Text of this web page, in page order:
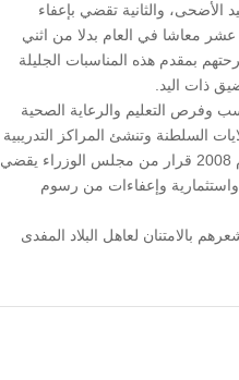
والثانية تقضي بإعفاء
أسر الضمان الاجتماعي بمعدل 25% سنويا أي ما يعادل خمسة عشر معاشا في العام بدلا من اثني
بمقدم هذه المناسبات الجليلة
ذات اليد.
وفرص التعليم والرعاية الصحية
السلطنة وتنشئ المراكز التدريبية
لأبناء أسر الضمان الاجتماعي، وتوفر ايضا فرص البعثات الدراسية، وتمنحهم أولوية شغل الوظائف المتاحة بالقطاع الخاص. وكان قد صدر في يناير من عام 2008 قرار من مجلس الوزراء يقضي
واستثمارية وإعفاءات من رسوم
بالامتنان لعاهل البلاد المفدى